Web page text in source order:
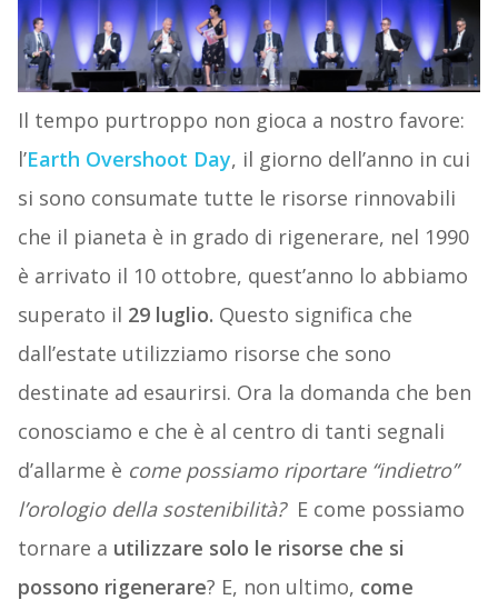
Il tempo purtroppo non gioca a nostro favore:
l’Earth Overshoot Day, il giorno dell’anno in cui
si sono consumate tutte le risorse rinnovabili
che il pianeta è in grado di rigenerare, nel 1990
è arrivato il 10 ottobre, quest’anno lo abbiamo
superato il 29 luglio. Questo significa che
dall’estate utilizziamo risorse che sono
destinate ad esaurirsi. Ora la domanda che ben
conosciamo e che è al centro di tanti segnali
d’allarme è come possiamo riportare “indietro”
l’orologio della sostenibilità?E come possiamo
tornare a utilizzare solo le risorse che si
possono rigenerare? E, non ultimo, come